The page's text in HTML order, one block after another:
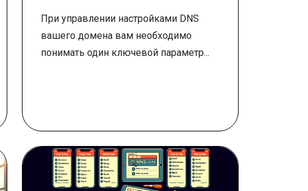
При управлении настройками DNS
вашего домена вам необходимо
понимать один ключевой параметр...